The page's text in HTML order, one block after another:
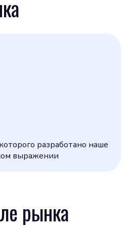
разработано наше
выражении
рынка